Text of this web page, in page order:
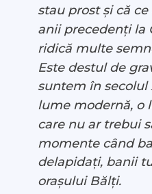
stau prost și că
anii precedenți la
ridică multe
Este destul de
suntem în secolul
lume modernă, o
care nu ar trebui
momente când
delapidați, banii
orașului Bălți.